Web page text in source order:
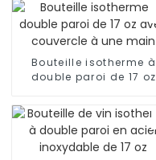
Bouteille isotherme à
double paroi de 17 oz
main